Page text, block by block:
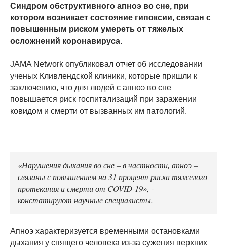
Синдром обструктивного апноэ во сне, при
котором возникает состояние гипоксии, связан с
повышенным риском умереть от тяжелых
осложнений коронавируса.
JAMA Network опубликовал отчет об исследовании
ученых Кливлендской клиники, которые пришли к
заключению, что для людей с апноэ во сне
повышается риск госпитализаций при заражении
ковидом и смерти от вызванных им патологий.
«Нарушения дыхания во сне – в частности, апноэ –
связаны с повышением на 31 процент риска тяжелого
протекания и смерти от COVID-19», -
констатируют научные специалисты.
Апноэ характеризуется временными остановками
дыхания у спящего человека из-за сужения верхних